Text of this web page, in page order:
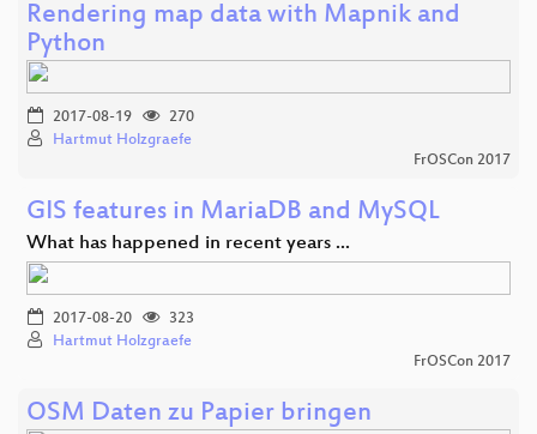
Rendering map data with Mapnik and
Python
2017-08-19
270
Hartmut Holzgraefe
FrOSCon 2017
GIS features in MariaDB and MySQL
What has happened in recent years ...
2017-08-20
323
Hartmut Holzgraefe
FrOSCon 2017
OSM Daten zu Papier bringen